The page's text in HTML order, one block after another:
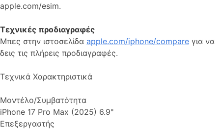
apple.com/esim.
Τεχνικές προδιαγραφές
Μπες στην ιστοσελίδα apple.com/iphone/compare για να
δεις τις πλήρεις προδιαγραφές.
Τεχνικά Χαρακτηριστικά
Μοντέλο/Συμβατότητα
iPhone 17 Pro Max (2025) 6.9"
Επεξεργαστής